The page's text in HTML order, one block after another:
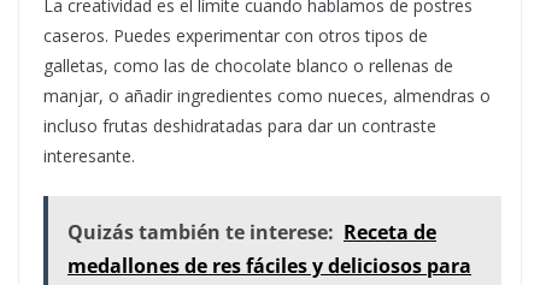
La creatividad es el límite cuando hablamos de postres
caseros. Puedes experimentar con otros tipos de
galletas, como las de chocolate blanco o rellenas de
manjar, o añadir ingredientes como nueces, almendras o
incluso frutas deshidratadas para dar un contraste
interesante.
Quizás también te interese: Receta de
medallones de res fáciles y deliciosos para